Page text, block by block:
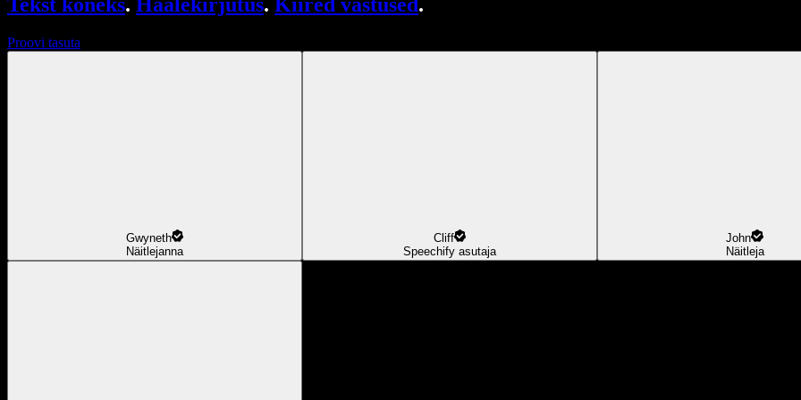
Proovi tasuta
Gwyneth
Näitlejanna
Cliff
Speechify asutaja
John
Näitleja